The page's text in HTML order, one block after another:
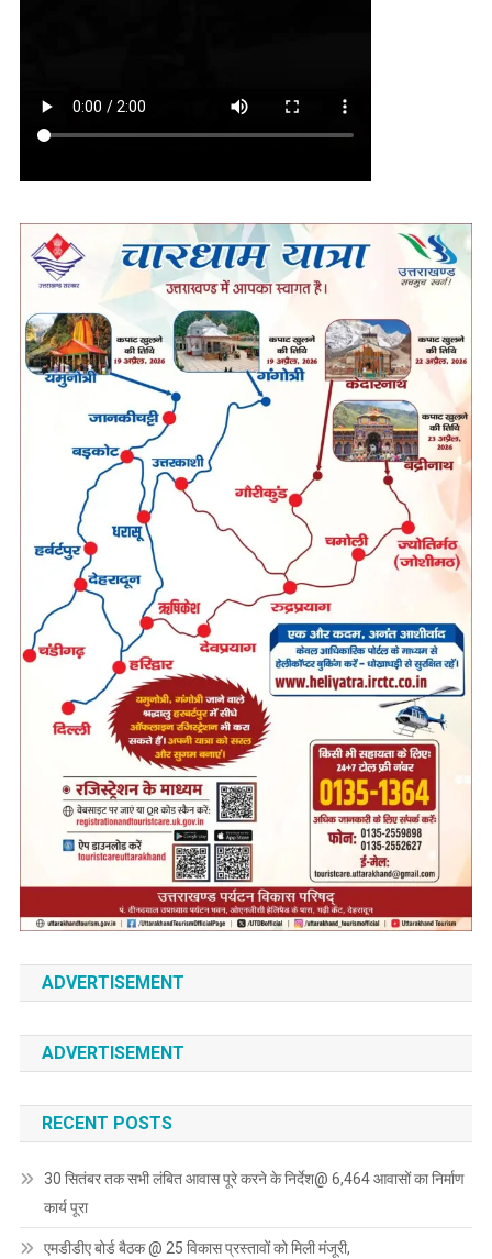
ADVERTISEMENT
ADVERTISEMENT
RECENT POSTS
30 सितंबर तक सभी लंबित आवास पूरे करने के निर्देश@ 6,464 आवासों का निर्माण
कार्य पूरा
एमडीडीए बोर्ड बैठक @ 25 विकास प्रस्तावों को मिली मंजूरी,